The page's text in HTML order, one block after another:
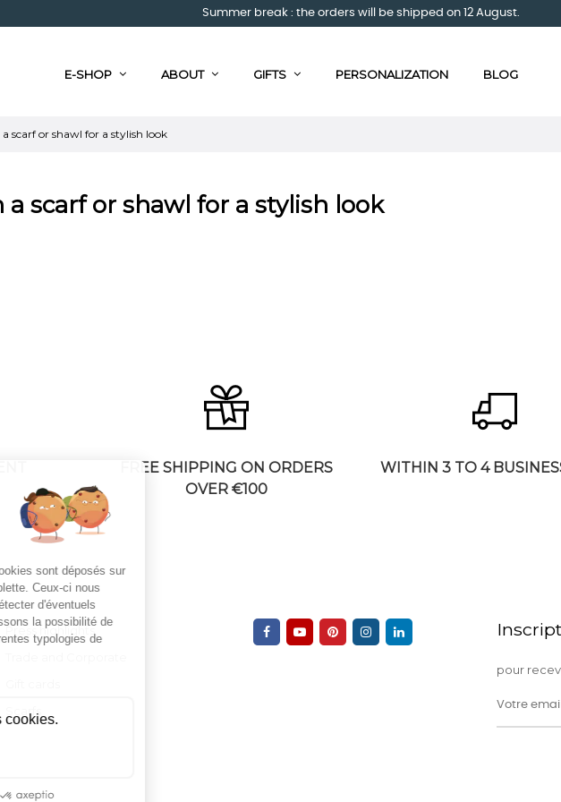
Summer break : the orders will be shipped on 12 August.
E-SHOP ABOUT GIFTS PERSONALIZATION BLOG
scarf or shawl for a stylish look
scarf or shawl for a stylish look
FREE SHIPPING ON ORDERS
OVER €100
WITHIN 3 TO 4
Press highlights
Scarfs
pour
sont déposés sur
Ceux-ci nous
d'éventuels
la possibilité de
typologies de
cookies.